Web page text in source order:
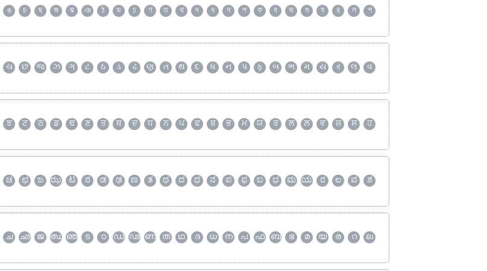
ঙ চ ছ জ ঝ ঞ ঠ ড ঢ ণ ত থ দ ধ ন প ফ ব ভ ম য র ল
শ
ચ છ જ ઝ ઞ ટ ઠ ડ ઢ ણ ત થ દ ધ ન પ ફ બ ભ મ ય ર લ
વ
ਝ ਟ ਠ ਡ ਢ ਣ ਤ ਥ ਦ ਧ ਨ ਪ ਫ ਬ ਭ ਮ ਯ ਰ ਲ ਲ਼ ਵ ਸ਼ ਸ
ਹ
ಚ ಛ ಜ ಝ ಟ ಠ ಡ ಢ ಣ ತ ಥ ದ ಧ ನ ಪ ಫ ಬ ಭ ಮ ಯ ರ ಲ ವ
ಶ
ച ഛ ജ ഝ ഞ ട ഠ ഡ ഢ ണ ത ഥ ദ ധ ന പ ഫ ബ ഭ മ യ ര റ
ല